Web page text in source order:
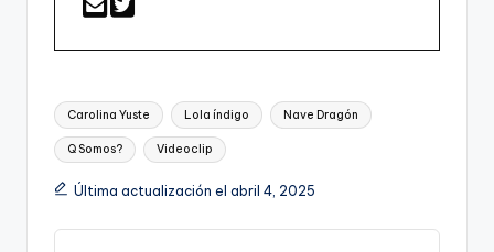
Etiquetas:
Carolina Yuste Lola índigo Nave Dragón
Q Somos? Videoclip
Última actualización el abril 4, 2025